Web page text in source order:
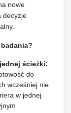
nowe
decyzje
ścieżki:
do
wcześniej nie
w jednej